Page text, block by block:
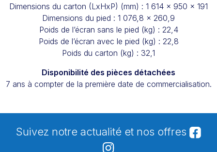
Dimensions du carton (LxHxP) (mm) : 1 614 x 950 x 191
Dimensions du pied : 1 076,8 x 260,9
Poids de l’écran sans le pied (kg) : 22,4
Poids de l’écran avec le pied (kg) : 22,8
Poids du carton (kg) : 32,1
Disponibilité des pièces détachées
7 ans à compter de la première date de commercialisation.
Suivez notre actualité et nos offres